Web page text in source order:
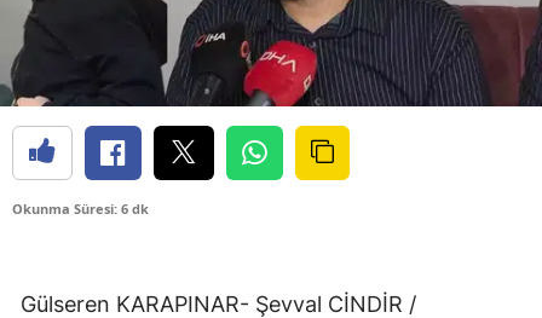
Okunma Süresi: 6 dk
Gülseren KARAPINAR- Şevval CİNDİR /